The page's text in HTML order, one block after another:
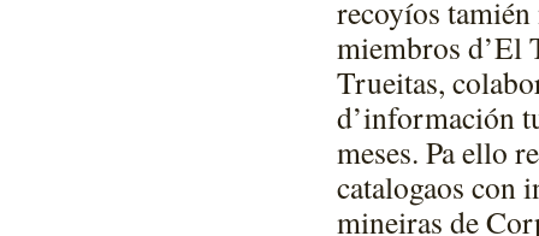
recoyíos tamién
miembros d’El
Trueitas,
d’información
meses. Pa ello
catalogaos con
mineiras de